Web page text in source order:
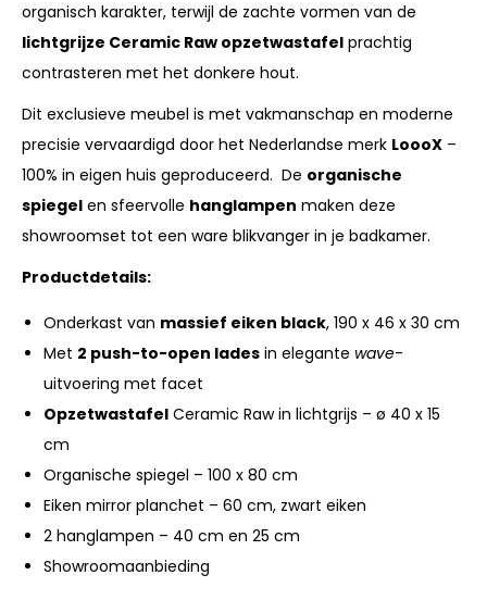
organisch karakter, terwijl de zachte vormen van de
lichtgrijze Ceramic Raw opzetwastafel prachtig
contrasteren met het donkere hout.
Dit exclusieve meubel is met vakmanschap en moderne
precisie vervaardigd door het Nederlandse merk LoooX –
100% in eigen huis geproduceerd. De organische
spiegel en sfeervolle hanglampen maken deze
showroomset tot een ware blikvanger in je badkamer.
Productdetails:
Onderkast van massief eiken black, 190 x 46 x 30 cm
Met 2 push-to-open lades in elegante wave-
uitvoering met facet
Opzetwastafel Ceramic Raw in lichtgrijs – ø 40 x 15
cm
Organische spiegel – 100 x 80 cm
Eiken mirror planchet – 60 cm, zwart eiken
2 hanglampen – 40 cm en 25 cm
Showroomaanbieding